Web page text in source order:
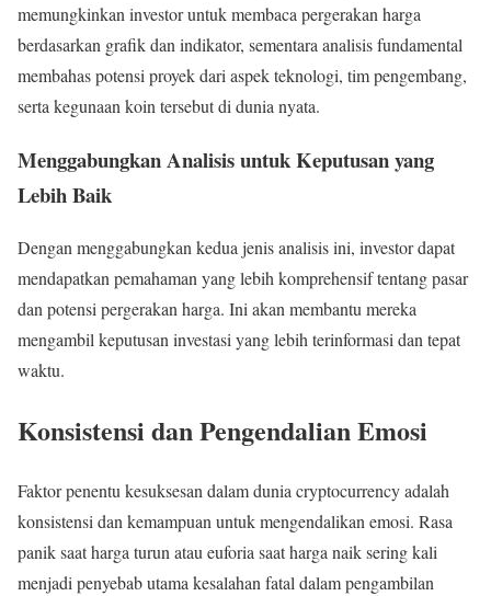
memungkinkan investor untuk membaca pergerakan harga
berdasarkan grafik dan indikator, sementara analisis fundamental
membahas potensi proyek dari aspek teknologi, tim pengembang,
serta kegunaan koin tersebut di dunia nyata.
Menggabungkan Analisis untuk Keputusan yang
Lebih Baik
Dengan menggabungkan kedua jenis analisis ini, investor dapat
mendapatkan pemahaman yang lebih komprehensif tentang pasar
dan potensi pergerakan harga. Ini akan membantu mereka
mengambil keputusan investasi yang lebih terinformasi dan tepat
waktu.
Konsistensi dan Pengendalian Emosi
Faktor penentu kesuksesan dalam dunia cryptocurrency adalah
konsistensi dan kemampuan untuk mengendalikan emosi. Rasa
panik saat harga turun atau euforia saat harga naik sering kali
menjadi penyebab utama kesalahan fatal dalam pengambilan